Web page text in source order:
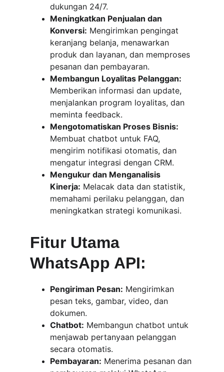
dukungan 24/7.
Meningkatkan Penjualan dan
Konversi: Mengirimkan pengingat
keranjang belanja, menawarkan
produk dan layanan, dan memproses
pesanan dan pembayaran.
Membangun Loyalitas Pelanggan:
Memberikan informasi dan update,
menjalankan program loyalitas, dan
meminta feedback.
Mengotomatiskan Proses Bisnis:
Membuat chatbot untuk FAQ,
mengirim notifikasi otomatis, dan
mengatur integrasi dengan CRM.
Mengukur dan Menganalisis
Kinerja: Melacak data dan statistik,
memahami perilaku pelanggan, dan
meningkatkan strategi komunikasi.
Fitur Utama
WhatsApp API:
Pengiriman Pesan: Mengirimkan
pesan teks, gambar, video, dan
dokumen.
Chatbot: Membangun chatbot untuk
menjawab pertanyaan pelanggan
secara otomatis.
Pembayaran: Menerima pesanan dan